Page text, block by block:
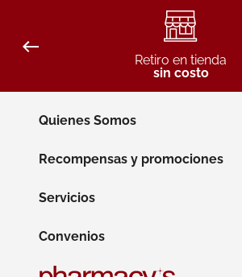
Retiro en tienda
sin costo
Quienes Somos
Recompensas y promociones
Servicios
Convenios